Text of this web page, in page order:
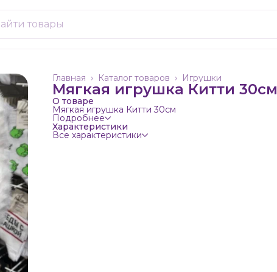
Игрушки
Каталог товаров ›
Главная ›
Мягкая игрушка Китти 30см
О товаре
Мягкая игрушка Китти 30см
Подробнее
Характеристики
Все характеристики